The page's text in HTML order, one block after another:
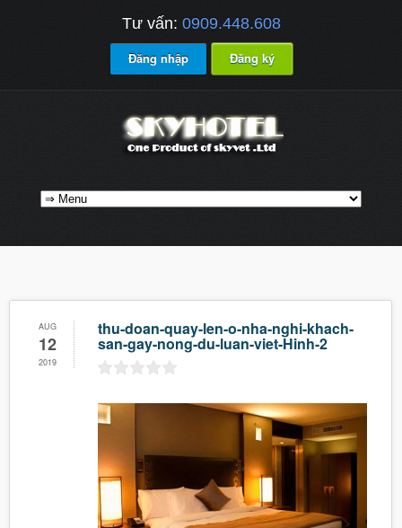
Tư vấn: 0909.448.608
Đăng nhập Đăng ký
AUG
12
2019
thu-doan-quay-len-o-nha-nghi-khach-
san-gay-nong-du-luan-viet-Hinh-2